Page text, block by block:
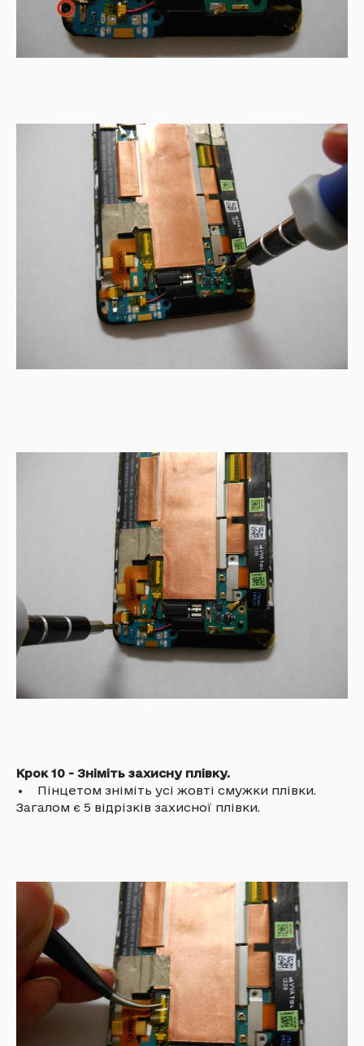
Крок 10 - Зніміть захисну плівку.
• Пінцетом зніміть усі жовті смужки плівки.
Загалом є 5 відрізків захисної плівки.